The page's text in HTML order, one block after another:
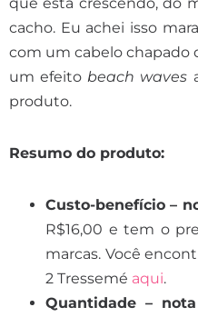
cacho. Eu achei isso
com um cabelo chapado
um efeito beach waves
produto.
Resumo do produto:
Custo-benefício –
R$16,00 e tem o
marcas. Você
2 Tressemé aqui.
Quantidade –